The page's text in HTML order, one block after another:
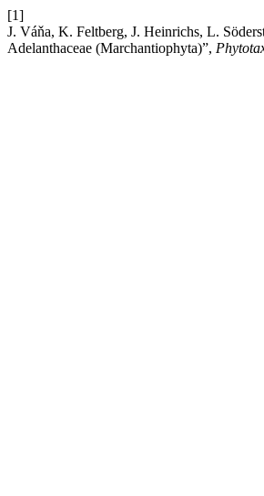
[1]
J. Váňa, K. Feltberg, J. Heinrichs, L.
Adelanthaceae (Marchantiophyta)”,